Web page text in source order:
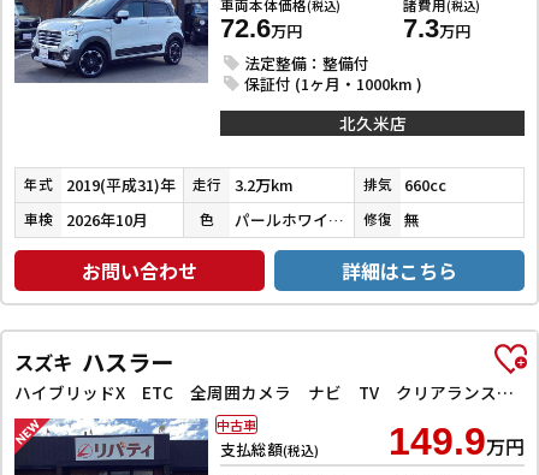
車両本体価格(税込)
72.6万円
諸費用(税込)
7.3万円
法定整備：整備付
保証付 (1ヶ月・1000km )
北久米店
年式 2019(平成31)年 走行 3.2万km 排気 660cc
車検 2026年10月 色 パールホワイトⅢ 修復 無
お問い合わせ 詳細はこちら
スズキ ハスラー
ハイブリッドX ETC 全周囲カメラ ナビ TV クリアランスソナー レーンアシスト 衝突被害軽減システム オートライト スマートキー アイドリングストップ 電動格納ミラー シートヒーター 後席モニター CVT
支払総額(税込) 149.9万円
中古車